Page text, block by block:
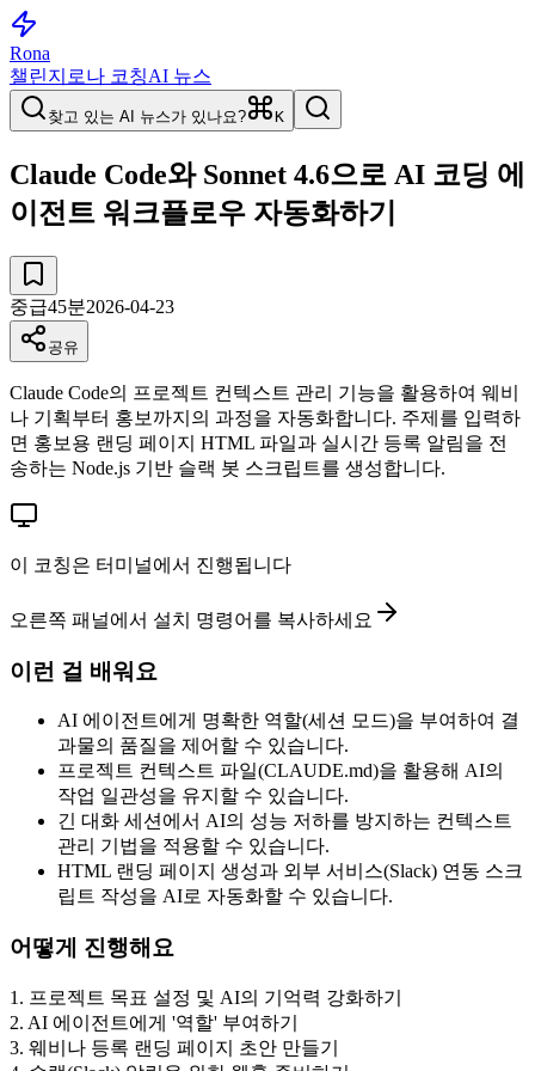
Rona
챌린지 로나 코칭AI 뉴스
찾고 있는 AI 뉴스가 있나요? K
Claude Code와 Sonnet 4.6으로 AI 코딩 에
이전트 워크플로우 자동화하기
중급45분2026-04-23
공유
Claude Code의 프로젝트 컨텍스트 관리 기능을 활용하여 웨비
나 기획부터 홍보까지의 과정을 자동화합니다. 주제를 입력하
면 홍보용 랜딩 페이지 HTML 파일과 실시간 등록 알림을 전
송하는 Node.js 기반 슬랙 봇 스크립트를 생성합니다.
이 코칭은 터미널에서 진행됩니다
오른쪽 패널에서 설치 명령어를 복사하세요
이런 걸 배워요
AI 에이전트에게 명확한 역할(세션 모드)을 부여하여 결
과물의 품질을 제어할 수 있습니다.
프로젝트 컨텍스트 파일(CLAUDE.md)을 활용해 AI의
작업 일관성을 유지할 수 있습니다.
긴 대화 세션에서 AI의 성능 저하를 방지하는 컨텍스트
관리 기법을 적용할 수 있습니다.
HTML 랜딩 페이지 생성과 외부 서비스(Slack) 연동 스크
립트 작성을 AI로 자동화할 수 있습니다.
어떻게 진행해요
1 . 프로젝트 목표 설정 및 AI의 기억력 강화하기
2. AI 에이전트에게 '역할' 부여하기
3. 웨비나 등록 랜딩 페이지 초안 만들기